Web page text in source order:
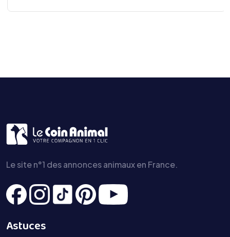
Le site n°1 des annonces animaux en France.
Astuces